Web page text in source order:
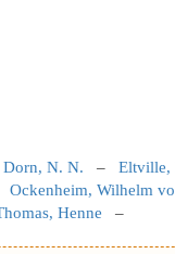
Dorn, N. N. – Eltville,
Ockenheim, Wilhelm
Henne –